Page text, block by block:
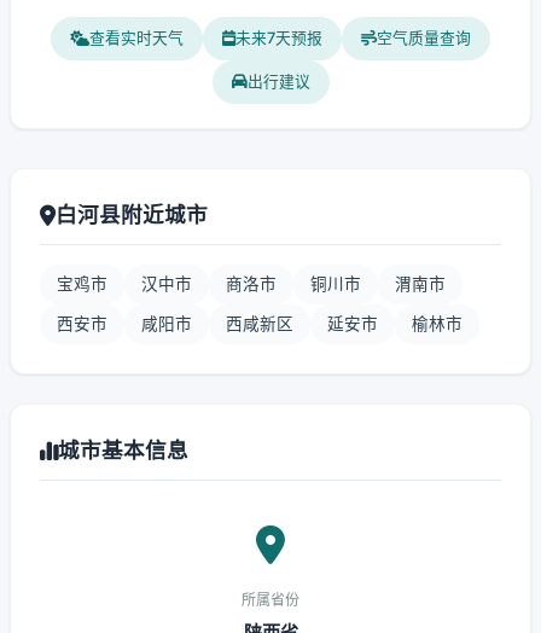
查看实时天气 未来7天预报 空气质量查询
出行建议
白河县附近城市
宝鸡市 汉中市 商洛市 铜川市 渭南市
西安市 咸阳市 西咸新区 延安市 榆林市
城市基本信息
所属省份